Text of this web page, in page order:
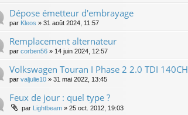
Dépose émetteur d'embrayage
par Kleos » 31 août 2024, 11:57
Remplacement alternateur
par corben56 » 14 juin 2024, 12:57
Volkswagen Touran I Phase 2 2.0 TDI 140CH
par valjulie10 » 31 mai 2022, 13:45
Feux de jour : quel type ?
par Lightbeam » 25 oct. 2012, 19:03